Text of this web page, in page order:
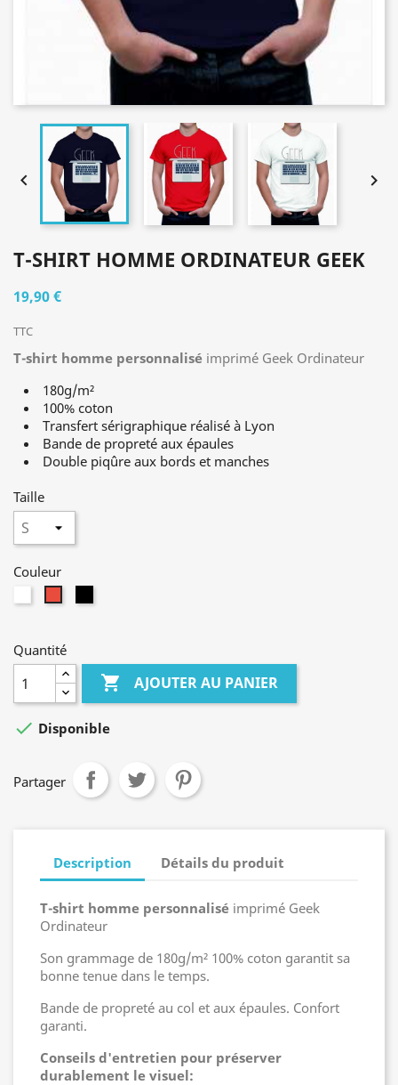
 
T-SHIRT HOMME ORDINATEUR GEEK
19,90 €
TTC
T-shirt homme personnalisé imprimé Geek Ordinateur
180g/m²
100% coton
Transfert sérigraphique réalisé à Lyon
Bande de propreté aux épaules
Double piqûre aux bords et manches
Taille
Couleur
Quantité
 AJOUTER AU PANIER
 Disponible
Partager
Description Détails du produit
T-shirt homme personnalisé imprimé Geek
Ordinateur
Son grammage de 180g/m² 100% coton garantit sa
bonne tenue dans le temps.
Bande de propreté au col et aux épaules. Confort
garanti.
Conseils d'entretien pour préserver
durablement le visuel: